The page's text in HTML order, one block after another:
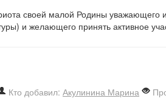
своей малой Родины уважающего
и желающего принять активное
Кто добавил: Акулинина Марина